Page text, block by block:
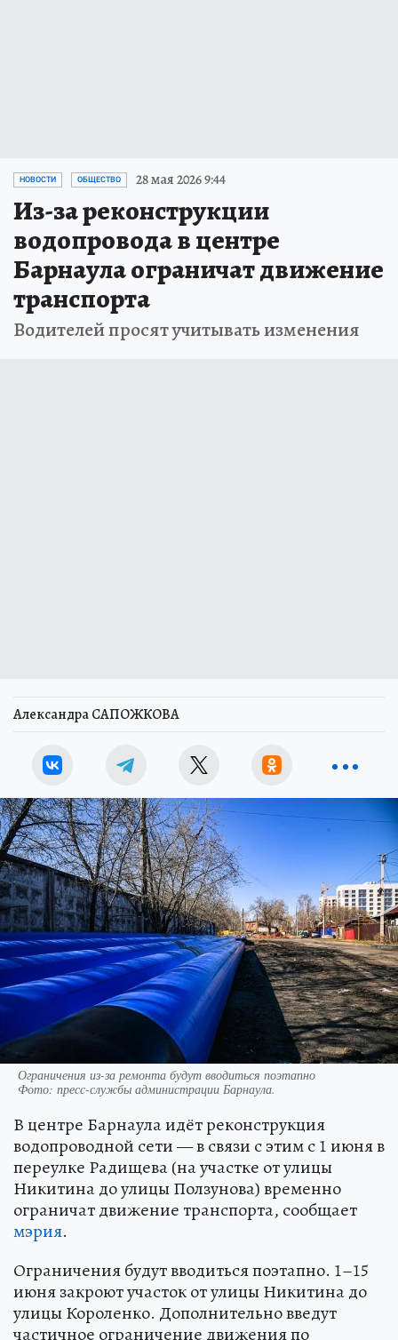
НОВОСТИ ОБЩЕСТВО 28 мая 2026 9:44
Из-за реконструкции
водопровода в центре
Барнаула ограничат движение
транспорта
Водителей просят учитывать изменения
Александра САПОЖКОВА
Ограничения из-за ремонта будут вводиться поэтапно
Фото: пресс-службы администрации Барнаула.
В центре Барнаула идёт реконструкция
водопроводной сети — в связи с этим с 1 июня в
переулке Радищева (на участке от улицы
Никитина до улицы Ползунова) временно
ограничат движение транспорта, сообщает
мэрия.
Ограничения будут вводиться поэтапно. 1–15
июня закроют участок от улицы Никитина до
улицы Короленко. Дополнительно введут
частичное ограничение движения по